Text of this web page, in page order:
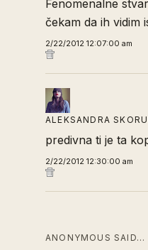
Fenomenalne
čekam da ih vidim
2/22/2012 12:07:00 am
ALEKSANDRA
predivna ti je ta
2/22/2012 12:30:00 am
ANONYMOUS SAID…